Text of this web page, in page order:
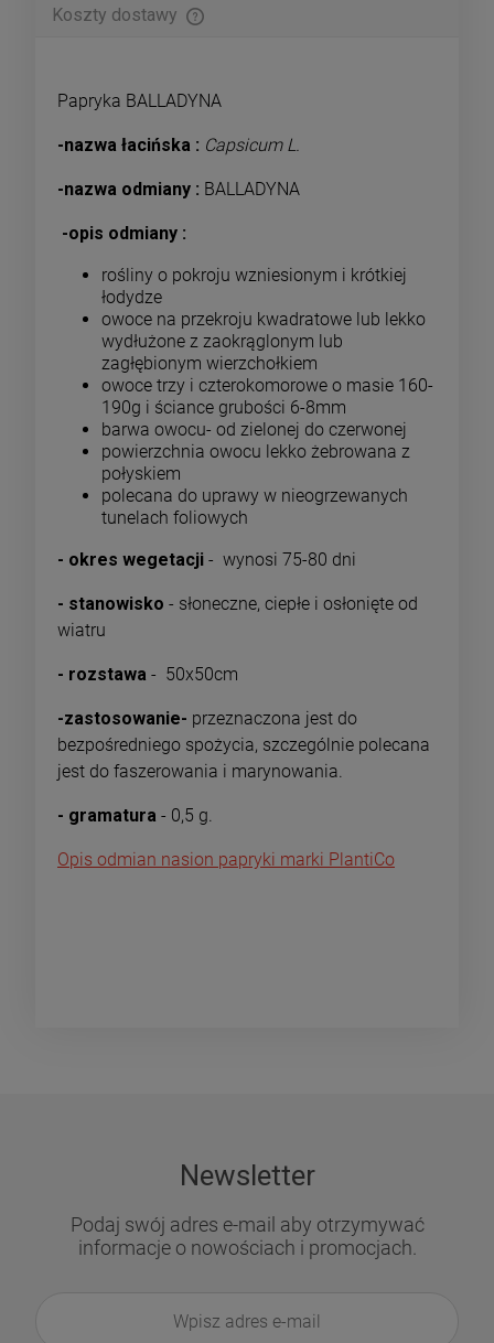
Koszty dostawy
Papryka BALLADYNA
-nazwa łacińska : Capsicum L.
-nazwa odmiany : BALLADYNA
-opis odmiany :
rośliny o pokroju wzniesionym i krótkiej
łodydze
owoce na przekroju kwadratowe lub lekko
wydłużone z zaokrąglonym lub
zagłębionym wierzchołkiem
owoce trzy i czterokomorowe o masie 160-
190g i ściance grubości 6-8mm
barwa owocu- od zielonej do czerwonej
powierzchnia owocu lekko żebrowana z
połyskiem
polecana do uprawy w nieogrzewanych
tunelach foliowych
- okres wegetacji - wynosi 75-80 dni
- stanowisko - słoneczne, ciepłe i osłonięte od
wiatru
- rozstawa - 50x50cm
-zastosowanie- przeznaczona jest do
bezpośredniego spożycia, szczególnie polecana
jest do faszerowania i marynowania.
- gramatura - 0,5 g.
Opis odmian nasion papryki marki PlantiCo
Newsletter
Podaj swój adres e-mail aby otrzymywać
informacje o nowościach i promocjach.